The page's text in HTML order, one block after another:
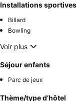
Installations sportives
Billard
Bowling
Voir plus
Séjour enfants
Parc de jeux
Thème/type d’hôtel